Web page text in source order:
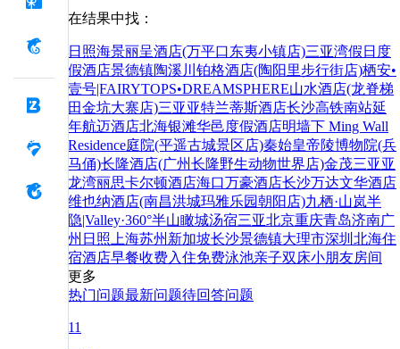
在结果中找：
日照海景丽呈酒店(万平口东夷小镇店)三亚湾假日度
假酒店景德镇陶溪川铂格酒店(陶阳里步行街店)栖安•
壹号|FAIRYTOPS•DREAMSPHERE山水酒店(龙脊梯
田金坑大寨店)三亚亚特兰蒂斯酒店长沙高铁南站延
年航迈酒店北海银滩华邑度假酒店明墙下 Ming Wall
Residence庭院(平遥古城景区店)秦始皇帝陵博物院(兵
马俑)长隆酒店(广州长隆野生动物世界店)金茂三亚亚
龙湾丽思卡尔顿酒店海口万豪酒店长沙万达文华酒店
维也纳酒店(南昌洪城玛雅乐园朝阳店)九栖·山岚半
隐|Valley·360°半山瞰城汤宿三亚北京重庆青岛济南广
州 日照 上海苏州 新加坡长沙景德镇大理市深圳 北海住
宿酒店早餐收费入住免费泳池亲子双床小朋友房间
更多
热门问题最新问题待回答问题
11